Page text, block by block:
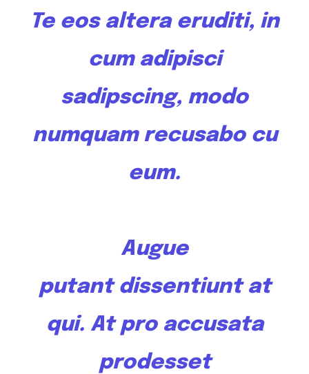
Te eos alteraeruditi, in
cum adipisci
sadipscing, modo
numquam recusabo cu
eum.
Augue
putant dissentiuntat
qui. At pro accusata
prodesset